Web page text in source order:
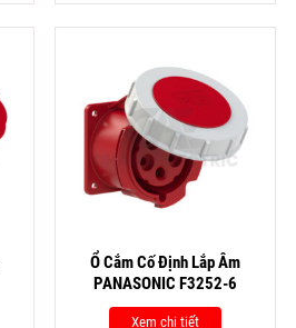
Ổ Cắm Cố Định Lắp Âm
PANASONIC F3252-6
Xem chi tiết